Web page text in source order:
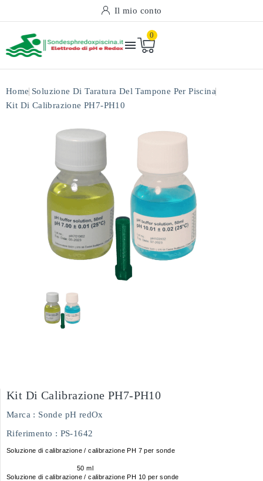
Il mio conto

0
Home Soluzione Di Taratura Del Tampone Per Piscina
Kit Di Calibrazione PH7-PH10
Kit Di Calibrazione PH7-PH10
Marca : Sonde pH redOx
Riferimento : PS-1642
Soluzione di calibrazione / calibrazione PH 7 per sonde
50 ml
Soluzione di calibrazione / calibrazione PH 10 per sonde